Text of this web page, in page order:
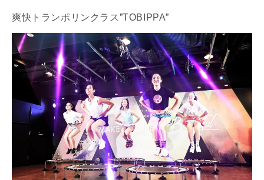
爽快トランポリンクラス”TOBIPPA”